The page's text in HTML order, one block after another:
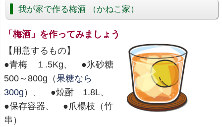
我が家で作る梅酒 （かねこ家）
「梅酒」を作ってみましょう
【用意するもの】
●青梅 １.5Kg、 ●氷砂糖
500～800g（果糖なら
300g ）、 ●焼酎 1.8L、
●保存容器、 ●爪楊枝（竹
串）